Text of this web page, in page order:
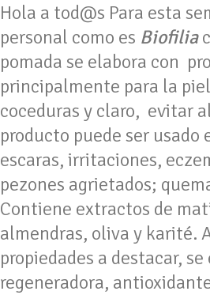
Hola a tod@s Para esta
personal como es Biofilia
pomada se elabora con
principalmente para la
coceduras y claro, evitar
producto puede ser
escaras, irritaciones,
pezones agrietados;
Contiene extractos de
almendras, oliva y karité.
propiedades a destacar,
regeneradora,